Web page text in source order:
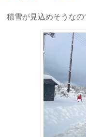
積雪が見込めそうなの